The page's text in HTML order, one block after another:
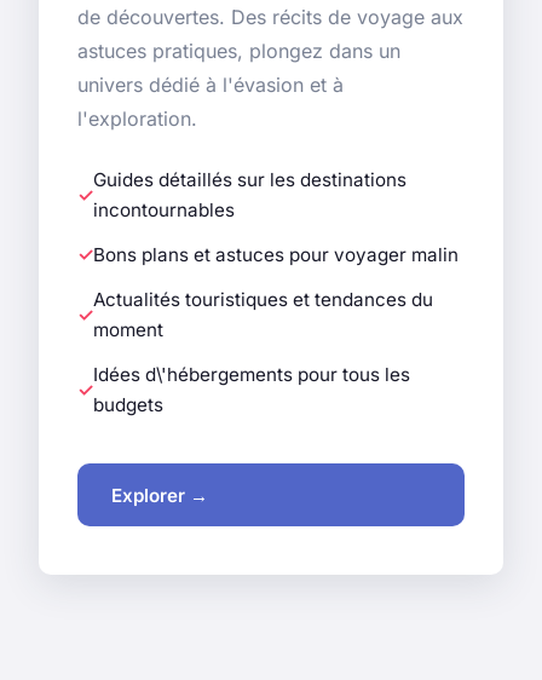
de découvertes. Des récits de voyage aux
astuces pratiques, plongez dans un
univers dédié à l'évasion et à
l'exploration.
Guides détaillés sur les destinations
incontournables
Bons plans et astuces pour voyager malin
Actualités touristiques et tendances du
moment
Idées d\'hébergements pour tous les
budgets
Explorer →